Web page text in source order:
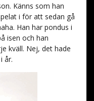
Känns som han
i för att sedan gå
Han har pondus i
isen och han
kväll. Nej, det hade
år.